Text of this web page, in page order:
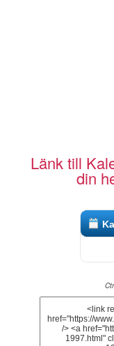
Länk till
din